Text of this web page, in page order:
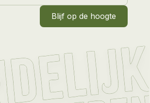
Blijf op de hoogte